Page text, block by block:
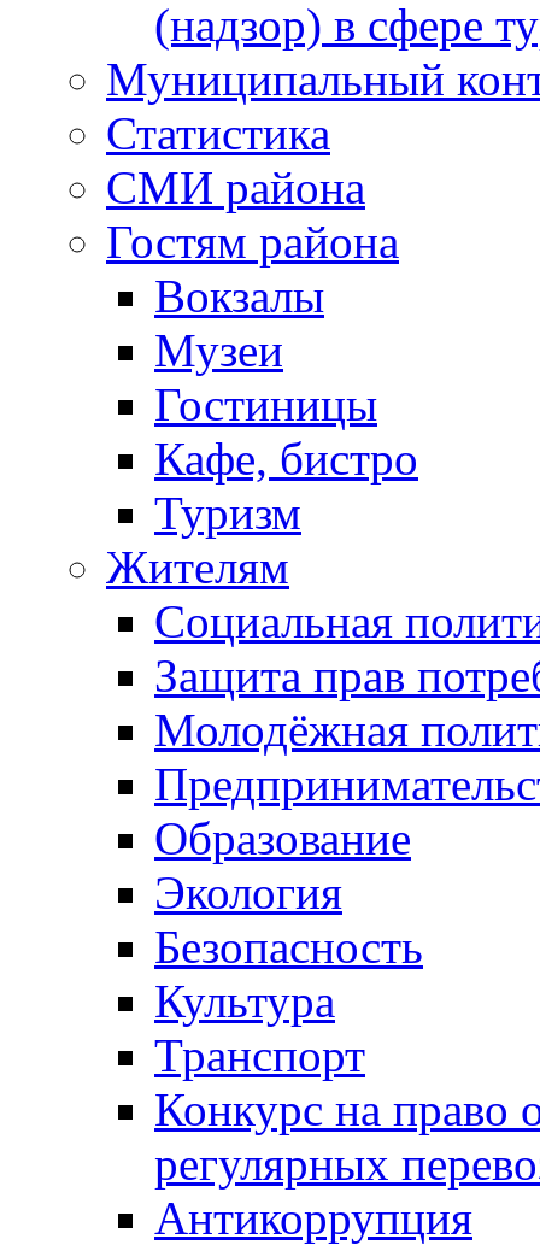
(надзор) в сфере
Муниципальный
Статистика
СМИ района
Гостям района
Вокзалы
Музеи
Гостиницы
Кафе, бистро
Туризм
Жителям
Социальная
Защита прав
Молодёжная
Образование
Экология
Безопасность
Культура
Транспорт
Конкурс на право
регулярных
Антикоррупция